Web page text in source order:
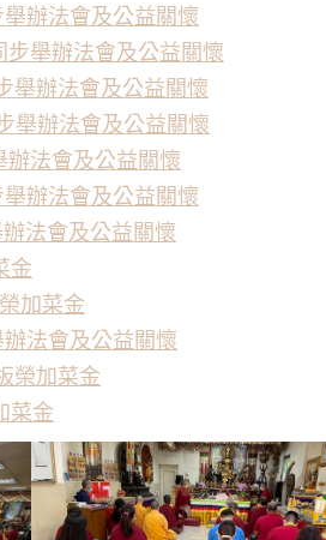
辦法會及公益關懷
舉辦法會及公益關懷
舉辦法會及公益關懷
舉辦法會及公益關懷
法會及公益關懷
辦法會及公益關懷
法會及公益關懷
金
加菜金
法會及公益關懷
榮加菜金
菜金